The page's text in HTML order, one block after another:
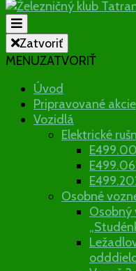
klub
Občianske združenie
Zatvoriť
MENUZATVORIŤ
Úvod
Pripravované akcie
Vozidlá
Elektrické
Osobné
Osobný